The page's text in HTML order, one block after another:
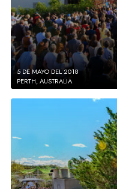
5 DE MAYO DEL 2018
PERTH, AUSTRALIA